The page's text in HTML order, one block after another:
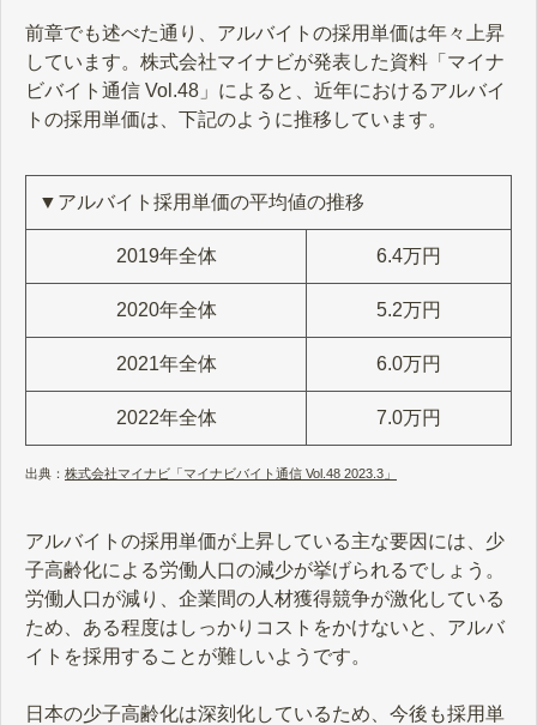
前章でも述べた通り、アルバイトの採用単価は年々上昇
しています。株式会社マイナビが発表した資料「マイナ
ビバイト通信 Vol.48」によると、近年におけるアルバイ
トの採用単価は、下記のように推移しています。
▼アルバイト採用単価の平均値の推移
2019年全体 6.4万円
2020年全体 5.2万円
2021年全体 6.0万円
2022年全体 7.0万円
出典： 株式会社マイナビ「マイナビバイト通信 Vol.48 2023.3」
アルバイトの採用単価が上昇している主な要因には、少
子高齢化による労働人口の減少が挙げられるでしょう。
労働人口が減り、企業間の人材獲得競争が激化している
ため、ある程度はしっかりコストをかけないと、アルバ
イトを採用することが難しいようです。
日本の少子高齢化は深刻化しているため、今後も採用単